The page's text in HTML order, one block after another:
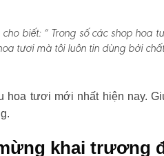
biết:“ Trong số các shop hoa
tươi mà tôi luôn tin dùng bởi
hoa tươi mới nhất hiện nay.
khai trương